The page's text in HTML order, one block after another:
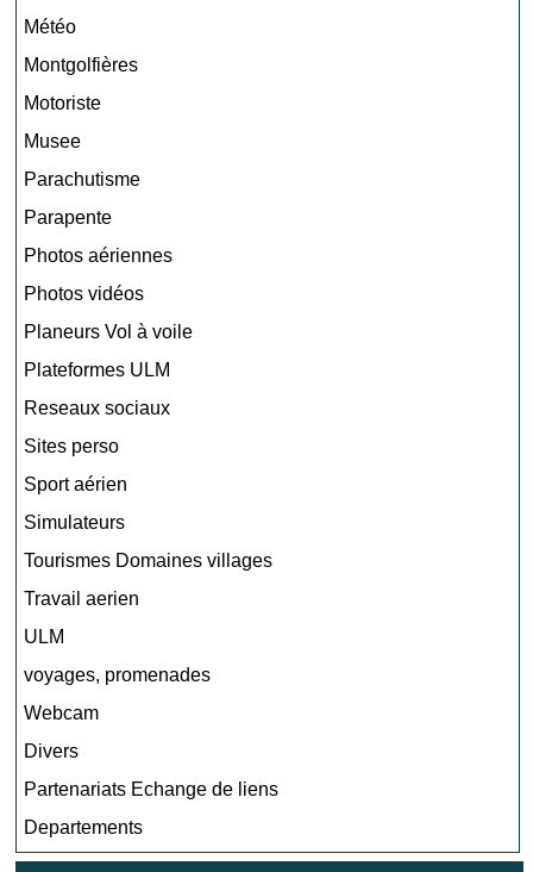
Météo
Montgolfières
Motoriste
Musee
Parachutisme
Parapente
Photos aériennes
Photos vidéos
Planeurs Vol à voile
Plateformes ULM
Reseaux sociaux
Sites perso
Sport aérien
Simulateurs
Tourismes Domaines villages
Travail aerien
ULM
voyages, promenades
Webcam
Divers
Partenariats Echange de liens
Departements